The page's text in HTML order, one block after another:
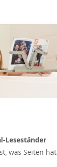
Leseständer
was Seiten hat